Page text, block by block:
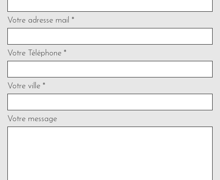
Votre adresse mail *
Votre Téléphone *
Votre ville *
Votre message